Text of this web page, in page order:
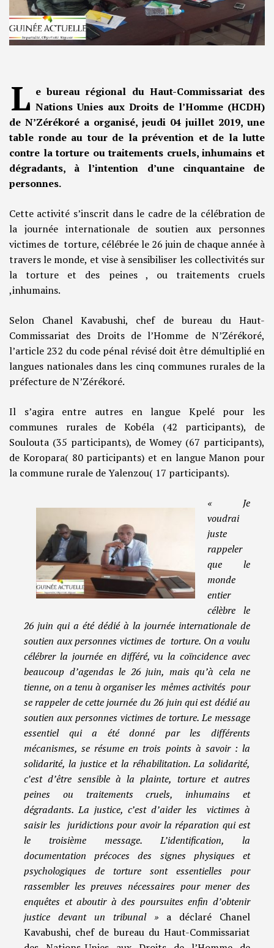
L e bureau régional du Haut-Commissariat des
Nations Unies aux Droits de l’Homme (HCDH)
de N’Zérékoré a organisé, jeudi 04 juillet 2019, une
table ronde au tour de la prévention et de la lutte
contre la torture ou traitements cruels, inhumains et
dégradants, à l’intention d’une cinquantaine de
personnes.
Cette activité s’inscrit dans le cadre de la célébration de
la journée internationale de soutien aux personnes
victimes de torture, célébrée le 26 juin de chaque année à
travers le monde, et vise à sensibiliser les collectivités sur
la torture et des peines , ou traitements cruels
,inhumains.
Selon Chanel Kavabushi, chef de bureau du Haut-
Commissariat des Droits de l’Homme de N’Zérékoré,
l’article 232 du code pénal révisé doit être démultiplié en
langues nationales dans les cinq communes rurales de la
préfecture de N’Zérékoré.
Il s’agira entre autres en langue Kpelé pour les
communes rurales de Kobéla (42 participants), de
Soulouta (35 participants), de Womey (67 participants),
de Koropara( 80 participants) et en langue Manon pour
la commune rurale de Yalenzou( 17 participants).
« Je
voudrai
juste
rappeler
que le
monde
entier
célèbre le
26 juin qui a été dédié à la journée internationale de
soutien aux personnes victimes de torture. On a voulu
célébrer la journée en différé, vu la coïncidence avec
beaucoup d’agendas le 26 juin, mais qu’à cela ne
tienne, on a tenu à organiser les mêmes activités pour
se rappeler de cette journée du 26 juin qui est dédié au
soutien aux personnes victimes de torture. Le message
essentiel qui a été donné par les différents
mécanismes, se résume en trois points à savoir : la
solidarité, la justice et la réhabilitation. La solidarité,
c’est d’être sensible à la plainte, torture et autres
peines ou traitements cruels, inhumains et
dégradants. La justice, c’est d’aider les victimes à
saisir les juridictions pour avoir la réparation qui est
le troisième message. L’identification, la
documentation précoces des signes physiques et
psychologiques de torture sont essentielles pour
rassembler les preuves nécessaires pour mener des
enquêtes et aboutir à des poursuites enfin d’obtenir
justice devant un tribunal » a déclaré Chanel
Kavabushi, chef de bureau du Haut-Commissariat